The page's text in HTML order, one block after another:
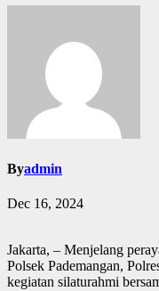
Byadmin
Dec 16, 2024
Jakarta, – Menjelang
Polsek Pademangan,
kegiatan silaturahmi